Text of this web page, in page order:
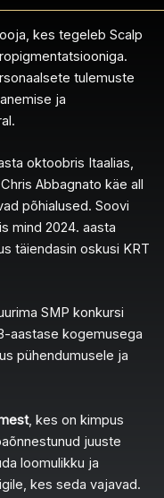
kes tegeleb Scalp
tulemuste
ja
oktoobris Itaalias,
Abbagnato käe all
põhialused. Soovi
mind 2024. aasta
täiendasin oskusi KRT
SMP konkursi
aastase kogemusega
pühendumusele ja
, kes on kimpus
juuste
loomulikku ja
kes seda vajavad.